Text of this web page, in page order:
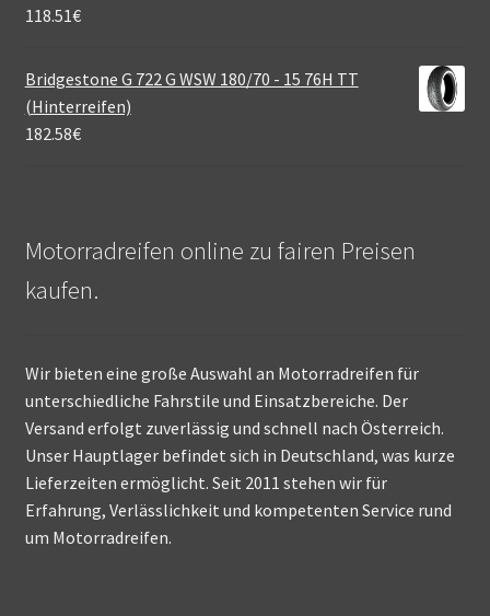
118.51€
Bridgestone G 722 G WSW 180/70 - 15 76H TT
(Hinterreifen)
182.58€
Motorradreifen online zu fairen Preisen
kaufen.
Wir bieten eine große Auswahl an Motorradreifen für
unterschiedliche Fahrstile und Einsatzbereiche. Der
Versand erfolgt zuverlässig und schnell nach Österreich.
Unser Hauptlager befindet sich in Deutschland, was kurze
Lieferzeiten ermöglicht. Seit 2011 stehen wir für
Erfahrung, Verlässlichkeit und kompetenten Service rund
um Motorradreifen.